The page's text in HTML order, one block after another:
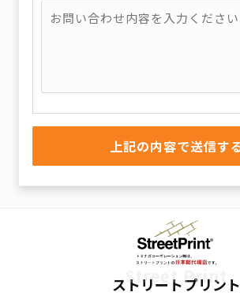
Street Print
ストリートプリント